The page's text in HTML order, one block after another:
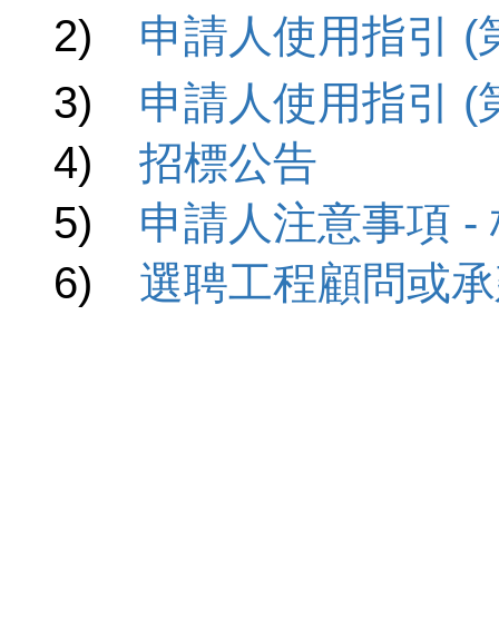
2)
申請人使用指引 (
3)
申請人使用指引 (
4)
招標公告
5)
申請人注意事項 -
6)
選聘工程顧問或